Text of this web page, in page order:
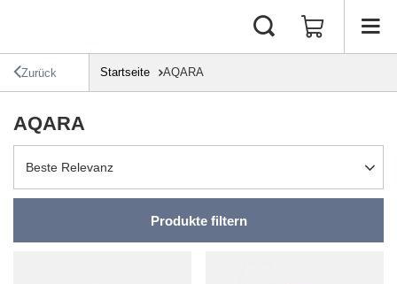
Zurück Startseite AQARA
AQARA
Sortierung ändern
Beste Relevanz
Produkte filtern